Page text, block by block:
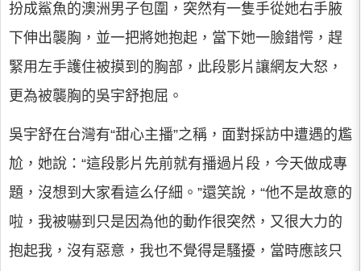
扮成鯊魚的澳洲男子包圍，突然有一隻手從她右手腋
下伸出襲胸，並一把將她抱起，當下她一臉錯愕，趕
緊用左手護住被摸到的胸部，此段影片讓網友大怒，
更為被襲胸的吳宇舒抱屈。
吳宇舒在台灣有“甜心主播”之稱，面對採訪中遭遇的尷
尬，她說：“這段影片先前就有播過片段，今天做成專
題，沒想到大家看這么仔細。”還笑說，“他不是故意的
啦，我被嚇到只是因為他的動作很突然，又很大力的
抱起我，沒有惡意，我也不覺得是騷擾，當時應該只